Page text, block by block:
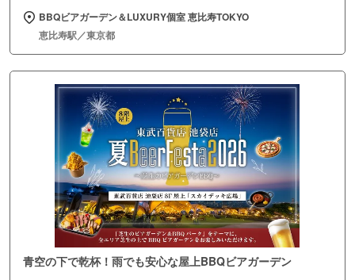
BBQビアガーデン＆LUXURY個室 恵比寿TOKYO
恵比寿駅／東京都
青空の下で乾杯！雨でも安心な屋上BBQビアガーデン